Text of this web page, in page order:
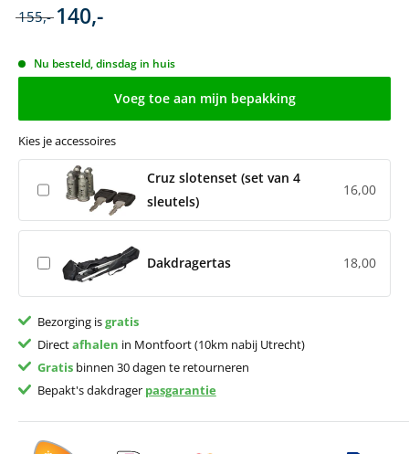
155,- 140,-
Nu besteld, dinsdag in huis
Voeg toe aan mijn bepakking
Kies je accessoires
Cruz slotenset (set van 4
sleutels)
16,00
Dakdragertas 18,00
Bezorging isgratis
Directafhalen in Montfoort (10km nabij Utrecht)
Gratisbinnen 30 dagen te retourneren
Bepakt's dakdrager pasgarantie